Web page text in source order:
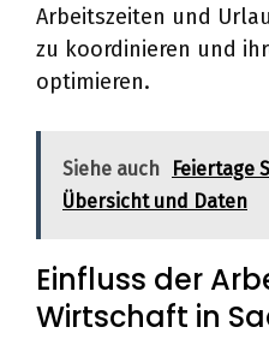
Arbeitszeiten und
zu koordinieren und
optimieren.
Siehe auch
Feiertage
Übersicht und Daten
Einfluss der
Wirtschaft in